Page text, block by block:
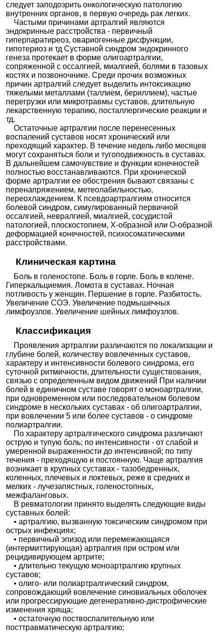
включ
ая
нестер
оидны
е и
другие
против
овоспа
литель
ные
средст
ва
Нимесулид
Парацетам
ол
Прочие
ненарк
отичес
кие
анальг
етики,
включ
нестер
оидны
е и
против
овоспа
литель
ные
средст
кая нефть
следует заподозрить онкологическую патологию
внутренних органов, в первую очередь рак легких.
Частыми причинами артралгий являются
эндокринные расстройства - первичный
гиперпаратиреоз, овариогенные дисфункции,
гипотериоз и тд Суставной синдром эндокринного
генеза протекает в форме олигоартралгии,
сопряженной с оссалгией, миалгией, болями в тазовых
костях и позвоночнике. Среди прочих возможных
причин артралгий следует выделить интоксикацию
тяжелыми металлами (таллием, бериллием), частые
перегрузки или микротравмы суставов, длительную
лекарственную терапию, посталлергические реакции и
тд.
Остаточные артралгии после перенесенных
воспалений суставов носят хронический или
преходящий характер. В течение недель либо месяцев
могут сохраняться боли и тугоподвижность в суставах.
В дальнейшем самочувствие и функции конечностей
полностью восстанавливаются. При хронической
форме артралгии ее обострения бывают связаны с
перенапряжением, метеолабильностью,
переохлаждением. К псевдоартралгиям относится
болевой синдром, симулированный первичной
оссалгией, невралгией, миалгией, сосудистой
патологией, плоскостопием, Х-образной или О-образной
деформацией конечностей, психосоматическими
расстройствами.
Клиническая картина
Боль в голеностопе. Боль в горле. Боль в колене.
Гиперкальциемия. Ломота в суставах. Ночная
потливость у женщин. Першение в горле. Разбитость.
Увеличение СОЭ. Увеличение подмышечных
лимфоузлов. Увеличение шейных лимфоузлов.
Классификация
Проявления артралгии различаются по локализации и
глубине болей, количеству вовлеченных суставов,
характеру и интенсивности болевого синдрома, его
суточной ритмичности, длительности существования,
связью с определенным видом движений При наличии
болей в единичном суставе говорят о моноартралгии,
при одновременном или последовательном болевом
синдроме в нескольких суставах - об олигоартралгии,
при вовлечении 5 или более суставов - о синдроме
полиартралгии.
По характеру артралгического синдрома различают
острую и тупую боль; по интенсивности - от слабой и
умеренной выраженности до интенсивной; по типу
течения - преходящую и постоянную. Чаще артралгия
возникает в крупных суставах - тазобедренных,
коленных, плечевых и локтевых, реже в средних и
мелких - лучезапястных, голеностопных,
межфаланговых.
В ревматологии принято выделять следующие виды
суставных болей:
• артралгию, вызванную токсическим синдромом при
острых инфекциях;
• первичный эпизод или перемежающаяся
(интермиттирующая) артралгия при остром или
рецидивирующем артрите;
• длительно текущую моноартралгию крупных
суставов;
• олиго- или полиартралгический синдром,
сопровождающий вовлечение синовиальных оболочек
или прогрессирующие дегенеративно-дистрофические
изменения хряща;
• остаточную поствоспалительную или
посттравматическую артралгию;